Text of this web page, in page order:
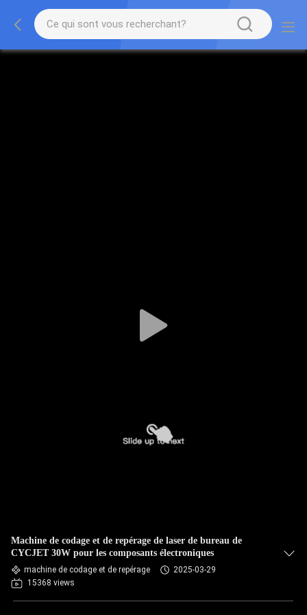
Machine de codage et de repérage de laser de bureau de
CYCJET 30W pour les composants électroniques
machine de codage et de repérage
2025-03-29
15368 views